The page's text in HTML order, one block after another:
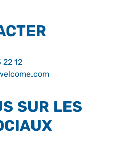
22 12
SUR LES